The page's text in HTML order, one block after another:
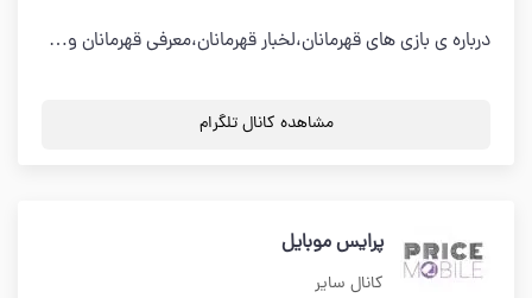
درباره ی بازی های قهرمانان،لخبار قهرمانان،معرفی قهرمانان و…
مشاهده کانال تلگرام
پرايس موبايل
کانال سایر